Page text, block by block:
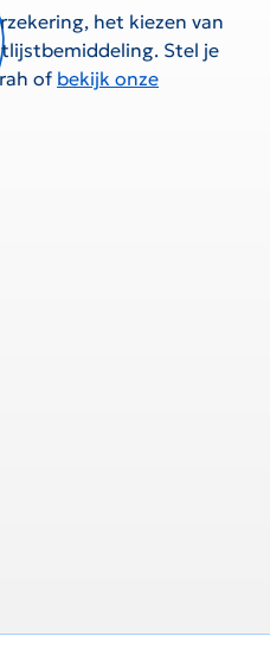
het kiezen van
Stel je
of bekijk onze